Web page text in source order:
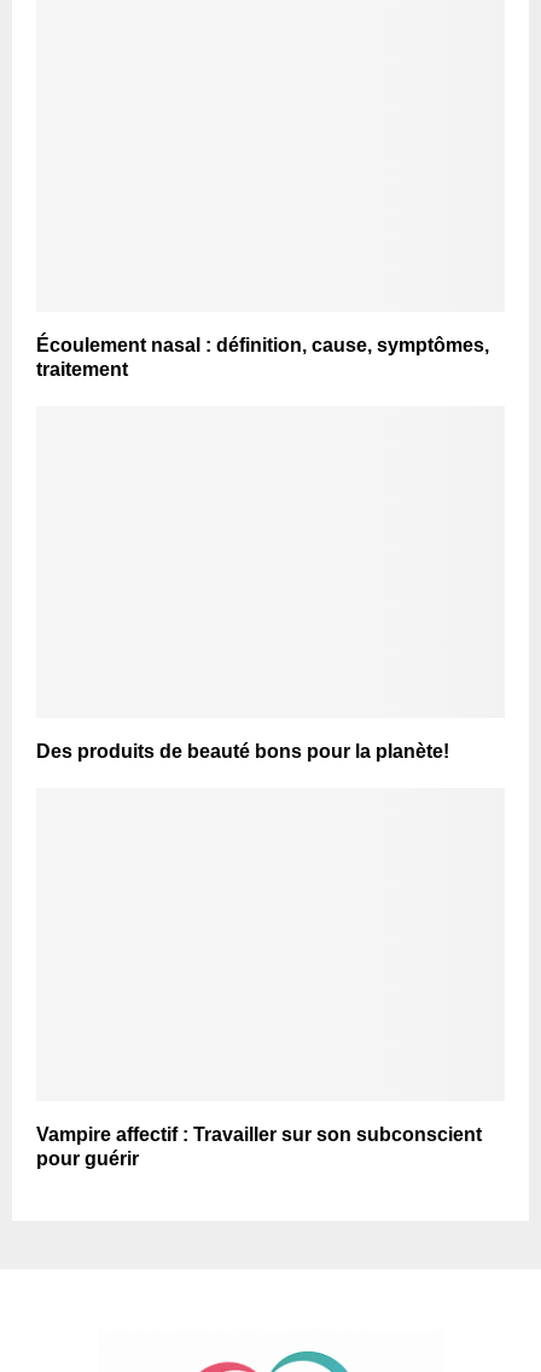
Écoulement nasal : définition, cause, symptômes,
traitement
Des produits de beauté bons pour la planète!
Vampire affectif : Travailler sur son subconscient
pour guérir